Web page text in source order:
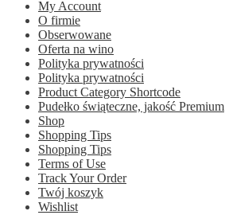
My Account
O firmie
Obserwowane
Oferta na wino
Polityka prywatności
Polityka prywatności
Product Category Shortcode
Pudełko świąteczne, jakość Premium
Shop
Shopping Tips
Shopping Tips
Terms of Use
Track Your Order
Twój koszyk
Wishlist